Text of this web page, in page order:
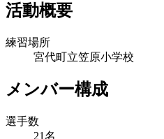
活動概要
練習場所
宮代町立笠原小学校
メンバー構成
選手数
21名